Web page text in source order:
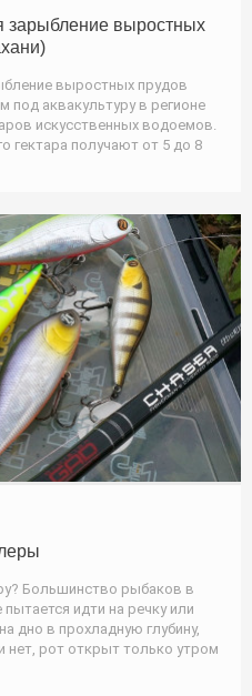
зарыбление выростных
выростных прудов
под аквакультуру в регионе
искусственных водоемов.
гектара получают от 5 до 8
Большинство рыбаков в
идти на речку или
дно в прохладную глубину,
нет, рот открыт только утром